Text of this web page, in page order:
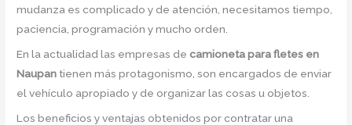
mudanza es complicado y de atención, necesitamos tiempo,
paciencia, programación y mucho orden.
En la actualidad las empresas de camioneta para fletes en
Naupan tienen más protagonismo, son encargados de enviar
el vehículo apropiado y de organizar las cosas u objetos.
Los beneficios y ventajas obtenidos por contratar una